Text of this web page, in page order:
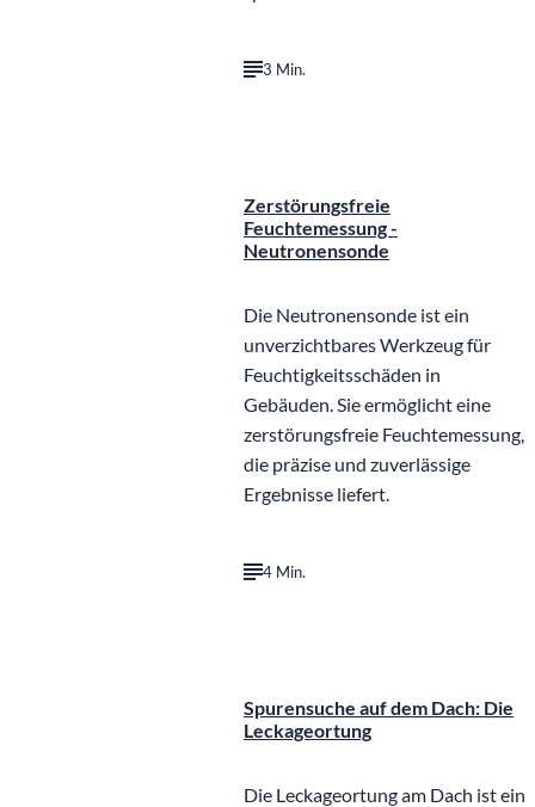
3 Min.
Zerstörungsfreie
Feuchtemessung -
Neutronensonde
Die Neutronensonde ist ein
unverzichtbares Werkzeug für
Feuchtigkeitsschäden in
Gebäuden. Sie ermöglicht eine
zerstörungsfreie Feuchtemessung,
die präzise und zuverlässige
Ergebnisse liefert.
4 Min.
Spurensuche auf dem Dach: Die
Leckageortung
Die Leckageortung am Dach ist ein